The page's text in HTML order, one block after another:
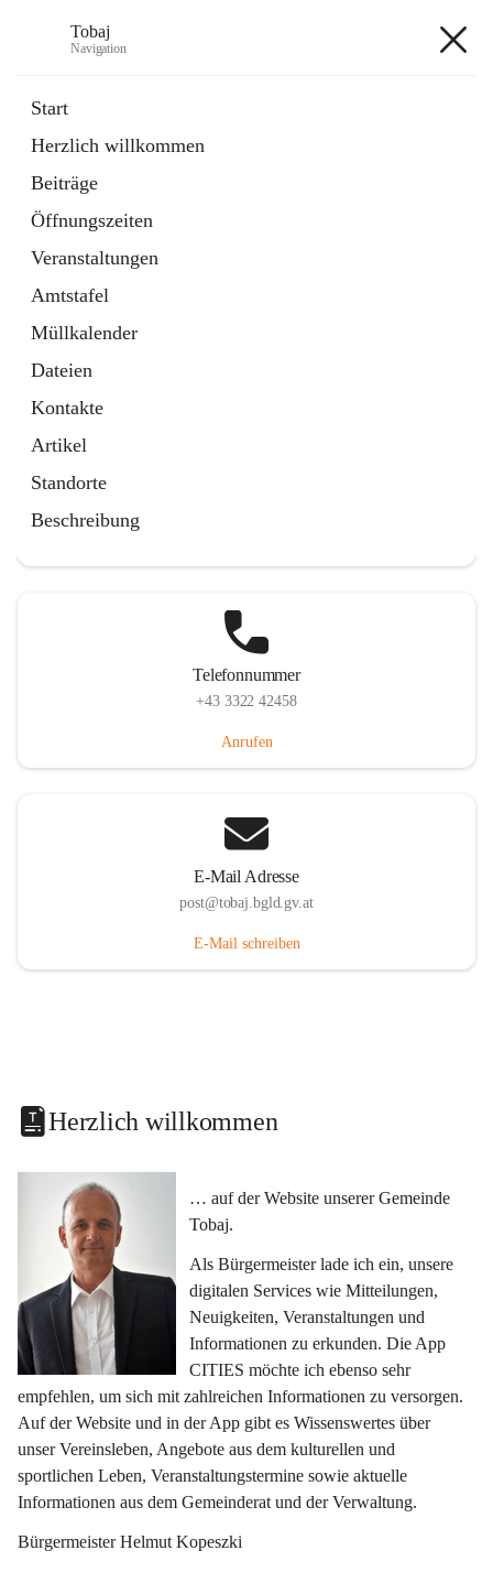
Tobaj
Navigation
Start
Herzlich willkommen
Beiträge
Öffnungszeiten
Veranstaltungen
Amtstafel
Müllkalender
Dateien
Kontakte
Artikel
Standorte
Beschreibung
Externe Webseite
in
Tab
Formulare
2 Schnellzugriffe
Telefonnummer
+43 3322 42458
Anrufen
E-Mail Adresse
post@tobaj.bgld.gv.at
E-Mail schreiben
Herzlich willkommen
… auf der Website unserer Gemeinde
Tobaj.
Als Bürgermeister lade ich ein, unsere
digitalen Services wie Mitteilungen,
Neuigkeiten, Veranstaltungen und
Informationen zu erkunden. Die App
CITIES möchte ich ebenso sehr
empfehlen, um sich mit zahlreichen Informationen zu versorgen.
Auf der Website und in der App gibt es Wissenswertes über
unser Vereinsleben, Angebote aus dem kulturellen und
sportlichen Leben, Veranstaltungstermine sowie aktuelle
Informationen aus dem Gemeinderat und der Verwaltung.
Bürgermeister Helmut Kopeszki